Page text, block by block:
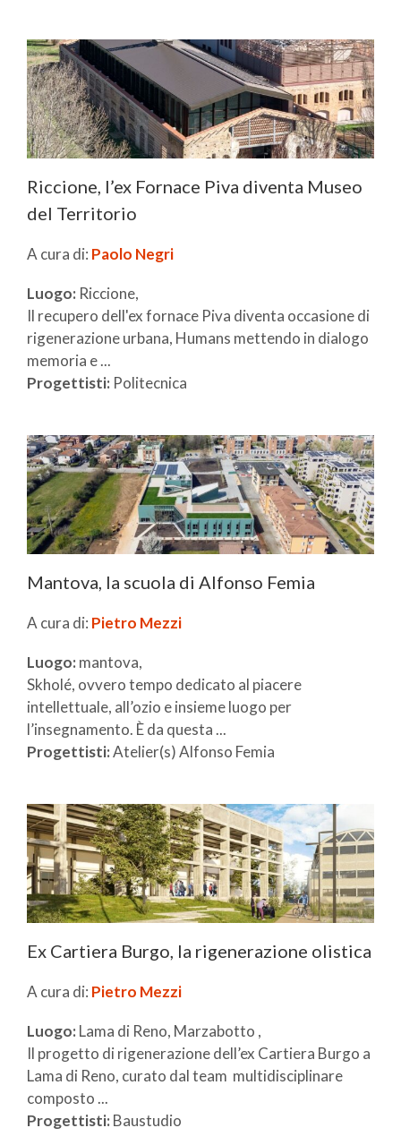
Riccione, l’ex Fornace Piva diventa Museo
del Territorio
A cura di: Paolo Negri
Luogo: Riccione,
Il recupero dell'ex fornace Piva diventa occasione di
rigenerazione urbana, Humans mettendo in dialogo
memoria e ...
Progettisti: Politecnica
Mantova, la scuola di Alfonso Femia
A cura di: Pietro Mezzi
Luogo: mantova,
Skholé, ovvero tempo dedicato al piacere
intellettuale, all’ozio e insieme luogo per
l’insegnamento. È da questa ...
Progettisti:Atelier(s) Alfonso Femia
Ex Cartiera Burgo, la rigenerazione olistica
A cura di: Pietro Mezzi
Luogo: Lama di Reno, Marzabotto ,
Il progetto di rigenerazione dell’ex Cartiera Burgo a
Lama di Reno, curato dal team multidisciplinare
composto ...
Progettisti: Baustudio